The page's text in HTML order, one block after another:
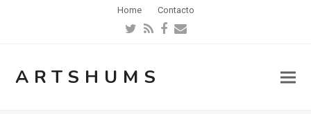
Home Contacto
Twitter
RSSFacebook
Email
ARTSHUMS